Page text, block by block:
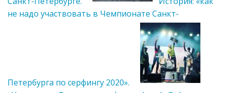
не надо участвовать в Чемпионате Санкт-
Петербурга по серфингу 2020».